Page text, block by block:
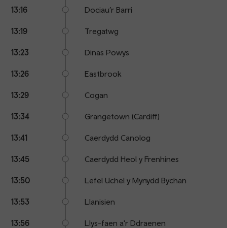
13:16 Dociau’r Barri
13:19 Tregatwg
13:23 Dinas Powys
13:26 Eastbrook
13:29 Cogan
13:34 Grangetown (Cardiff)
13:41 Caerdydd Canolog
13:45 Caerdydd Heol y Frenhines
13:50 Lefel Uchel y Mynydd Bychan
13:53 Llanisien
13:56 Llys-faen a'r Ddraenen